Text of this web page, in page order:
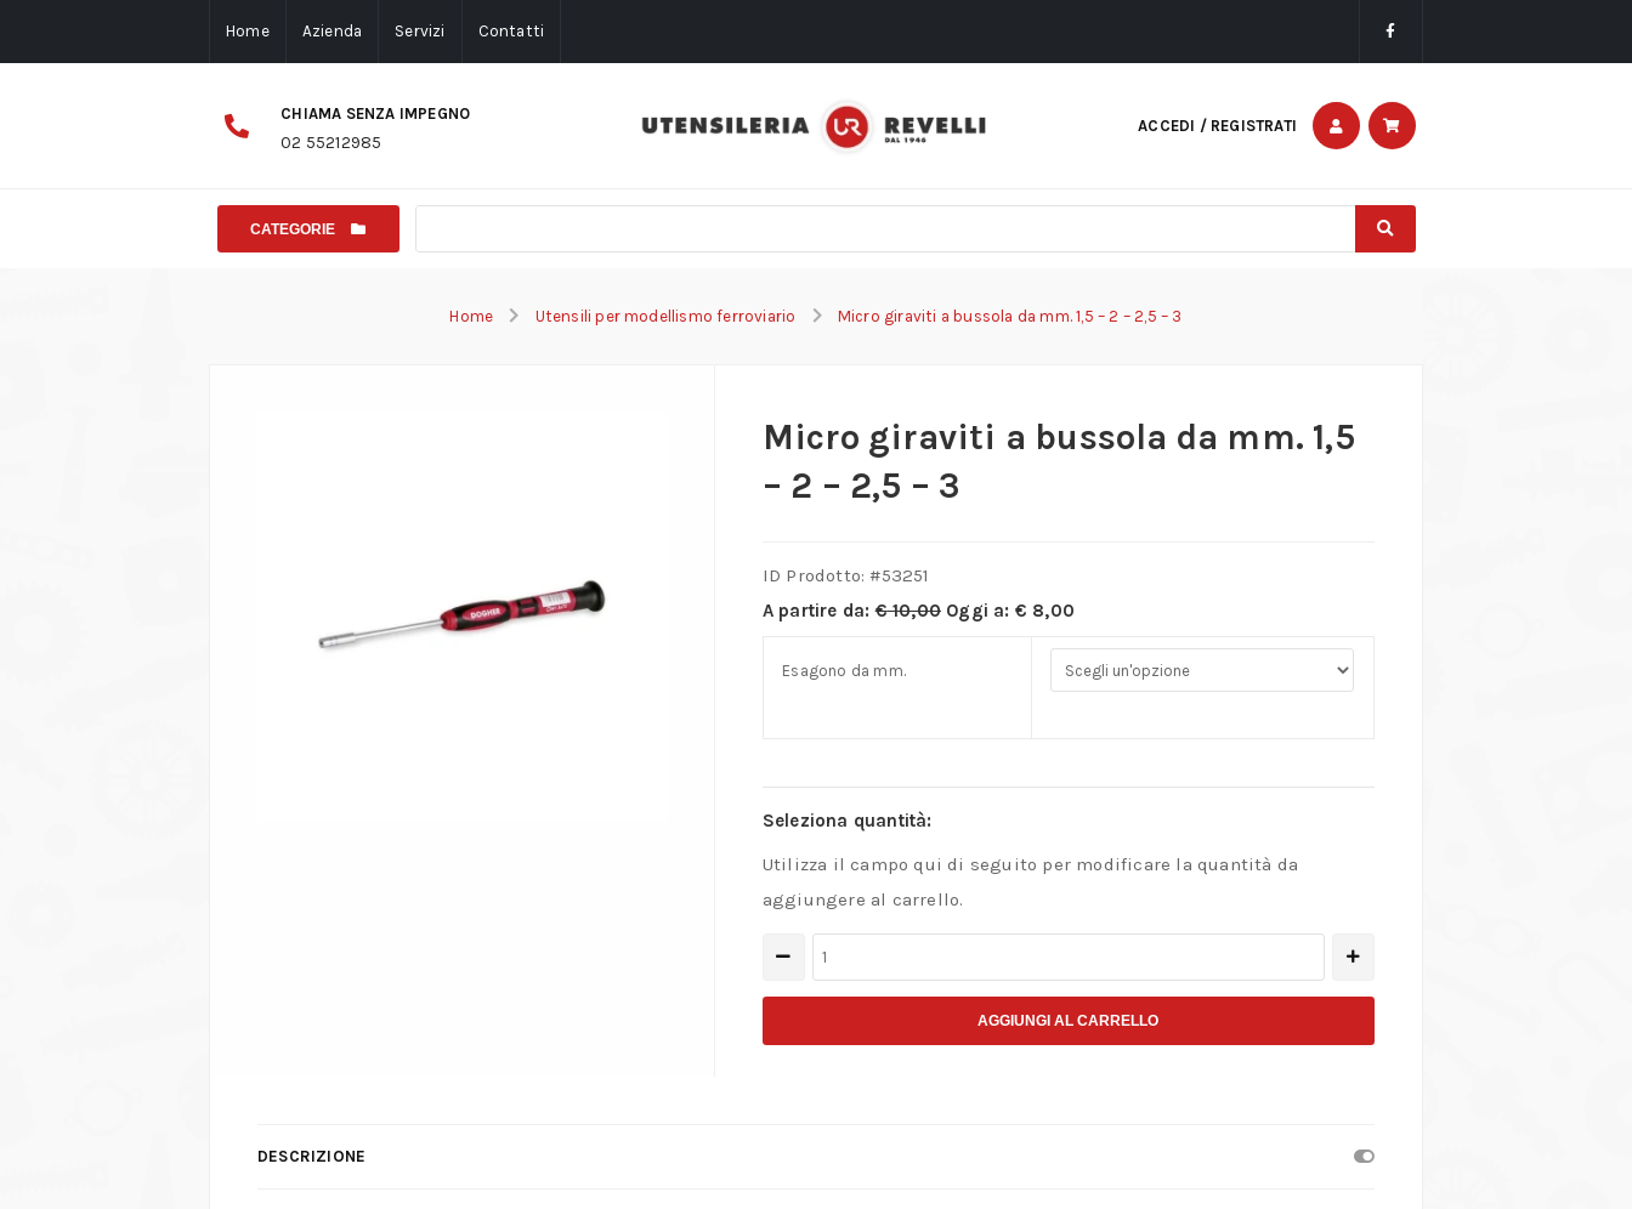
Home Azienda Servizi Contatti
CHIAMA SENZA IMPEGNO
02 55212985
ACCEDI / REGISTRATI
CATEGORIE
Home Utensili per modellismo ferroviario Micro giraviti a bussola da mm. 1,5 – 2 – 2,5 – 3
Micro giraviti a bussola da mm. 1,5
– 2 – 2,5 – 3
ID Prodotto: #53251
A partire da:€10,00 Oggi a: € 8,00
Esagono da mm.
Seleziona quantità:
Utilizza il campo qui di seguito per modificare la quantità da
aggiungere al carrello.
Micro
giraviti
AGGIUNGI AL CARRELLO
DESCRIZIONE